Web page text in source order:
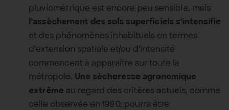
pluviométrique est encore peu sensible, mais
l’assèchement des sols superficiels s’intensifie
et des phénomènes inhabituels en termes
d’extension spatiale et/ou d’intensité
commencent à apparaître sur toute la
métropole. Une sècheresse agronomique
extrême au regard des critères actuels, comme
celle observée en 1990, pourra être